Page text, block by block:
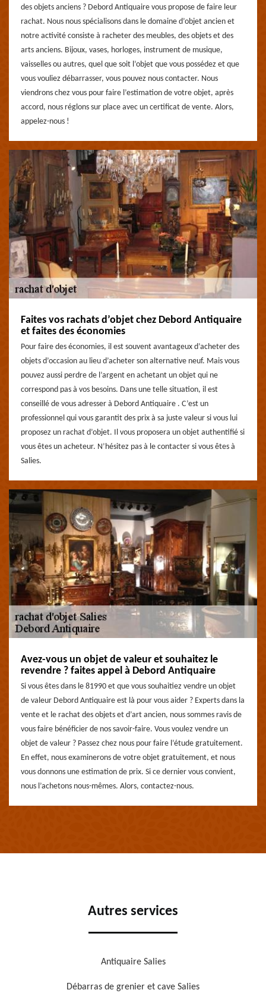
des objets anciens ? Debord Antiquaire vous propose de faire leur
rachat. Nous nous spécialisons dans le domaine d’objet ancien et
notre activité consiste à racheter des meubles, des objets et des
arts anciens. Bijoux, vases, horloges, instrument de musique,
vaisselles ou autres, quel que soit l’objet que vous possédez et que
vous vouliez débarrasser, vous pouvez nous contacter. Nous
viendrons chez vous pour faire l’estimation de votre objet, après
accord, nous réglons sur place avec un certificat de vente. Alors,
appelez-nous !
Faites vos rachats d’objet chez Debord Antiquaire
et faites des économies
Pour faire des économies, il est souvent avantageux d’acheter des
objets d’occasion au lieu d’acheter son alternative neuf. Mais vous
pouvez aussi perdre de l’argent en achetant un objet qui ne
correspond pas à vos besoins. Dans une telle situation, il est
conseillé de vous adresser à Debord Antiquaire . C’est un
professionnel qui vous garantit des prix à sa juste valeur si vous lui
proposez un rachat d’objet. Il vous proposera un objet authentifié si
vous êtes un acheteur. N’hésitez pas à le contacter si vous êtes à
Salies.
Avez-vous un objet de valeur et souhaitez le
revendre ? faites appel à Debord Antiquaire
Si vous êtes dans le 81990 et que vous souhaitiez vendre un objet
de valeur Debord Antiquaire est là pour vous aider ? Experts dans la
vente et le rachat des objets et d’art ancien, nous sommes ravis de
vous faire bénéficier de nos savoir-faire. Vous voulez vendre un
objet de valeur ? Passez chez nous pour faire l’étude gratuitement.
En effet, nous examinerons de votre objet gratuitement, et nous
vous donnons une estimation de prix. Si ce dernier vous convient,
nous l’achetons nous-mêmes. Alors, contactez-nous.
Autres services
Antiquaire Salies
Débarras de grenier et cave Salies